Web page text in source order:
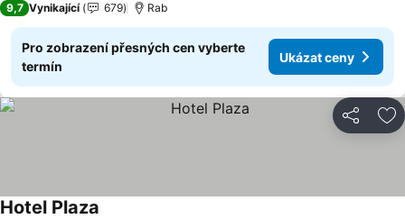
9,7 Vynikající 679 Rab
Pro zobrazení přesných cen vyberte
termín
Ukázat ceny
Sdílet
Hotel Plaza